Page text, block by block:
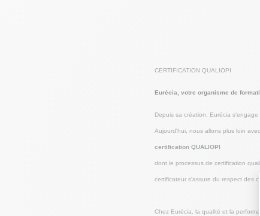
CERTIFICATION QUALIOPI
Eurécia, votre organisme de
Depuis sa création, Eurécia
Aujourd'hui, nous allons plus loin
certification QUALIOPI
dont le processus de certification
certificateur s'assure du respect des
Chez Eurécia, la qualité et la